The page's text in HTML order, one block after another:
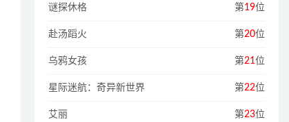
谜探休格 第19位
赴汤蹈火 第20位
乌鸦女孩 第21位
星际迷航：奇异新世界 第22位
艾丽 第23位